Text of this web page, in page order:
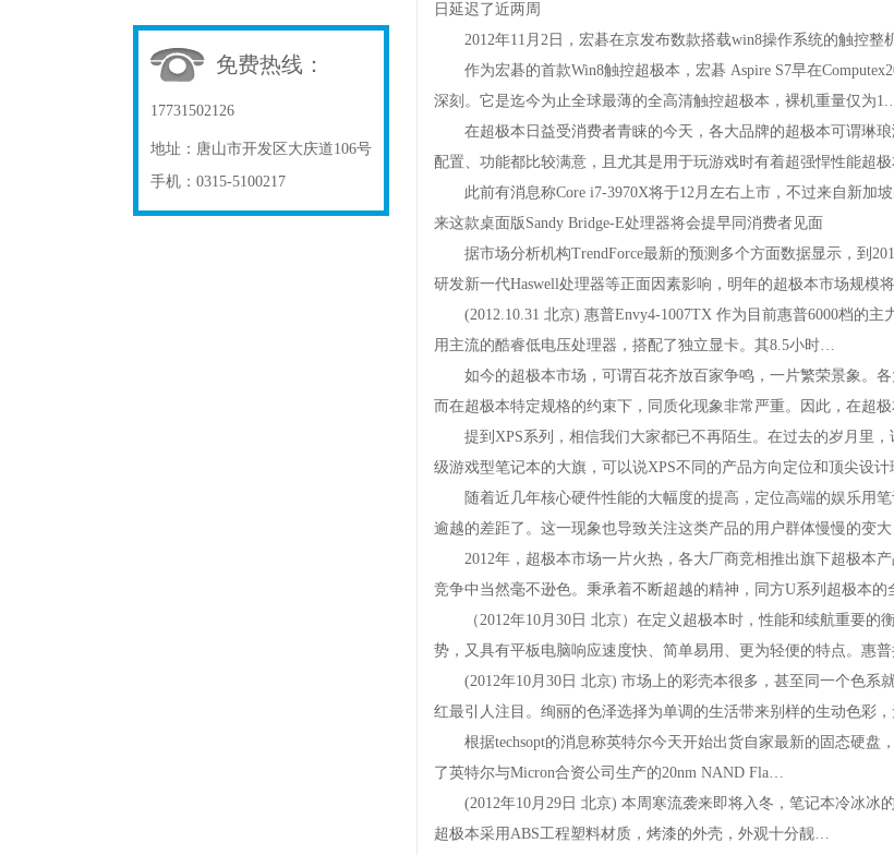
免费热线：
17731502126
地址： 唐山市开发区大庆道106号
手机： 0315-5100217
日延迟了近两周
2012年11月2日，宏碁在京发布数款搭载win8操作系统的触控
作为宏碁的首款Win8触控超极本，宏碁AspireS7早在
深刻。它是迄今为止全球最薄的全高清触控超极本，裸机重量仅为
在超极本日益受消费者青睐的今天，各大品牌的超极本可谓琳琅
配置、功能都比较满意，且尤其是用于玩游戏时有着超强悍性能超极
此前有消息称Corei7-3970X将于12月左右上市，不过来自新加
来这款桌面版SandyBridge-E处理器将会提早同消费者见面
据市场分析机构TrendForce最新的预测多个方面数据显示，到
研发新一代Haswell处理器等正面因素影响，明年的超极本市场规模
(2012.10.31北京)惠普Envy4-1007TX作为目前惠普6000档的主
用主流的酷睿低电压处理器，搭配了独立显卡。其8.5小时…
如今的超极本市场，可谓百花齐放百家争鸣，一片繁荣景象。各
而在超极本特定规格的约束下，同质化现象非常严重。因此，在超
提到XPS系列，相信我们大家都已不再陌生。在过去的岁月里，
级游戏型笔记本的大旗，可以说XPS不同的产品方向定位和顶尖设
随着近几年核心硬件性能的大幅度的提高，定位高端的娱乐用笔
逾越的差距了。这一现象也导致关注这类产品的用户群体慢慢的变
2012年，超极本市场一片火热，各大厂商竞相推出旗下超极本
竞争中当然毫不逊色。秉承着不断超越的精神，同方U系列超极本
（2012年10月30日北京）在定义超极本时，性能和续航重要的
势，又具有平板电脑响应速度快、简单易用、更为轻便的特点。惠
(2012年10月30日北京)市场上的彩壳本很多，甚至同一个色系
红最引人注目。绚丽的色泽选择为单调的生活带来别样的生动色彩
根据techsopt的消息称英特尔今天开始出货自家最新的固态硬盘
了英特尔与Micron合资公司生产的20nmNANDFla…
(2012年10月29日北京)本周寒流袭来即将入冬，笔记本冷冰冰
超极本采用ABS工程塑料材质，烤漆的外壳，外观十分靓…